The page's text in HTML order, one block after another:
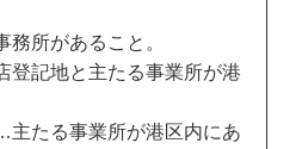
務所があること。
記地と主たる事業所が港
たる事業所が港区内にあ